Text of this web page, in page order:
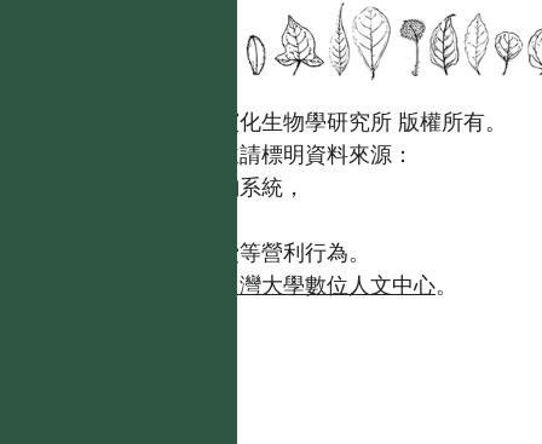
國立台灣大學生態學與演化生物學研究所 版權所有。
歡迎引用本網站資料，並請標明資料來源：
【台灣植物資訊整合查詢系統，
且不得有收取資料查詢費等營利行為。
台灣大學數位人文中心。